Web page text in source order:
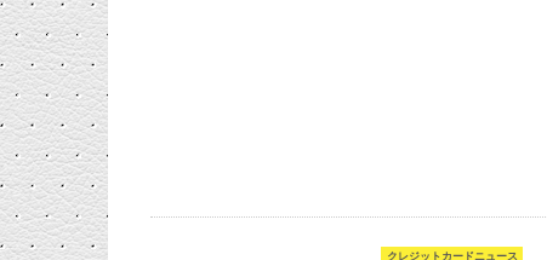
クレジットカードニュース